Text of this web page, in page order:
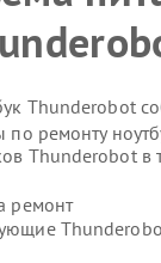
Thunderobot
по ремонту
Thunderobot в
ремонт